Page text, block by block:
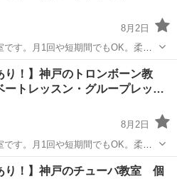
8月2日
す。月1回や短期間でもOK。柔軟
無料でお貸ししますので、初めて
その他
り！】神戸のトロンボーン教
トレッスン・グループレッス
8月2日
す。月1回や短期間でもOK。柔軟
お一人お一人のご希望に寄り添った
その他 トロンボーン
り！】神戸のチューバ教室 個